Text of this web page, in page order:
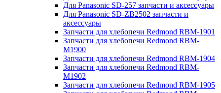
Для Panasonic SD-257 запчасти и аксессуары
Для Panasonic SD-ZB2502 запчасти и
аксессуары
Запчасти для хлебопечи Redmond RBM-1901
Запчасти для хлебопечи Redmond RBM-
M1900
Запчасти для хлебопечи Redmond RBM-1904
Запчасти для хлебопечи Redmond RBM-
M1902
Запчасти для хлебопечи Redmond RBM-1905